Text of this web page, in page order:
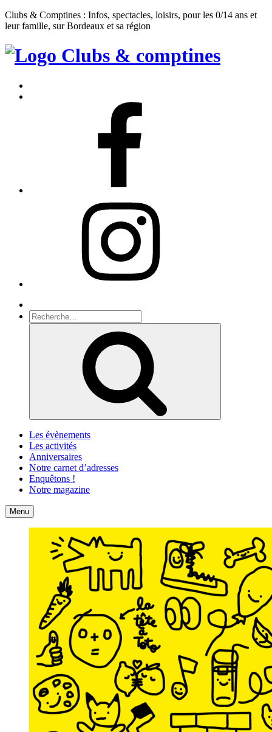
Clubs & Comptines : Infos, spectacles, loisirs, pour les 0/14 ans et
leur famille, sur Bordeaux et sa région
Clubs
Comptines
Recherche
pour
Les évènements
Les activités
Anniversaires
Notre carnet d’adresses
Enquêtons !
Notre magazine
Accueil
Menu Contact